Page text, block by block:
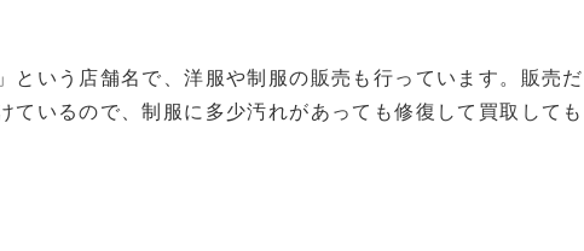
という店舗名で、洋服や制服の販売も行っています。販売
ているので、制服に多少汚れがあっても修復して買取して